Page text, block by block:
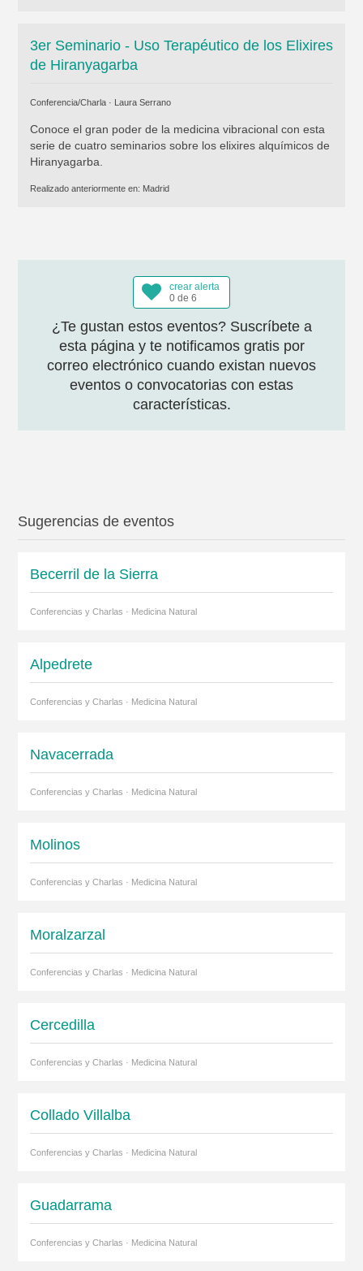
3er Seminario - Uso Terapéutico de los Elixires
de Hiranyagarba
Conferencia/Charla · Laura Serrano
Conoce el gran poder de la medicina vibracional con esta
serie de cuatro seminarios sobre los elixires alquímicos de
Hiranyagarba.
Realizado anteriormente en: Madrid
crear alerta
0 de 6
¿Te gustan estos eventos? Suscríbete a
esta página y te notificamos gratis por
correo electrónico cuando existan nuevos
eventos o convocatorias con estas
características.
Sugerencias de eventos
Becerril de la Sierra
Conferencias y Charlas · Medicina Natural
Alpedrete
Conferencias y Charlas · Medicina Natural
Navacerrada
Conferencias y Charlas · Medicina Natural
Molinos
Conferencias y Charlas · Medicina Natural
Moralzarzal
Conferencias y Charlas · Medicina Natural
Cercedilla
Conferencias y Charlas · Medicina Natural
Collado Villalba
Conferencias y Charlas · Medicina Natural
Guadarrama
Conferencias y Charlas · Medicina Natural